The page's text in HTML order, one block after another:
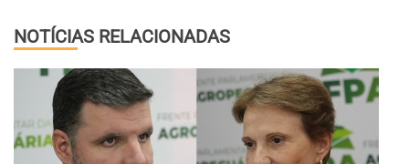
NOTÍCIAS RELACIONADAS